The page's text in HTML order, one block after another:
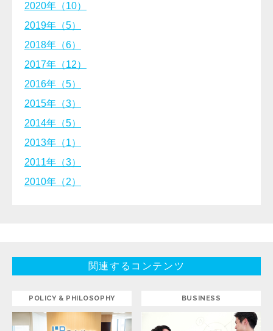
2020年（10）
2019年（5）
2018年（6）
2017年（12）
2016年（5）
2015年（3）
2014年（5）
2013年（1）
2011年（3）
2010年（2）
関連するコンテンツ
POLICY & PHILOSOPHY BUSINESS